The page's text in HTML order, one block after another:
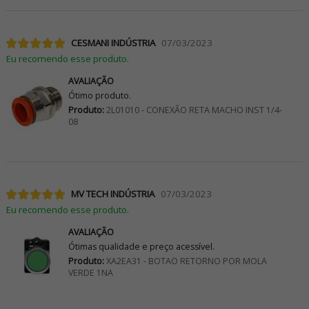
CESMANI INDÚSTRIA 07/03/2023
Eu recomendo esse produto.
AVALIAÇÃO
Ótimo produto.
Produto:2L01010 - CONEXÃO RETA MACHO INST 1/4-
08
MV TECH INDÚSTRIA 07/03/2023
Eu recomendo esse produto.
AVALIAÇÃO
Ótimas qualidade e preço acessível.
Produto:XA2EA31 - BOTAO RETORNO POR MOLA
VERDE 1NA